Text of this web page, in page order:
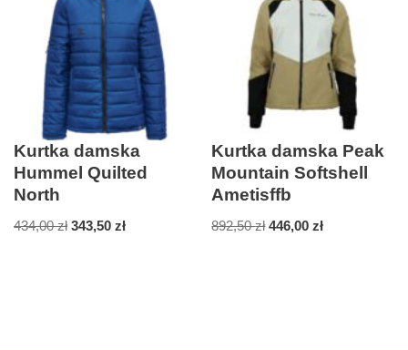
Kurtka damska
Hummel Quilted
North
434,00zł 343,50 zł
Kurtka damska Peak
Mountain Softshell
Ametisffb
892,50zł 446,00zł